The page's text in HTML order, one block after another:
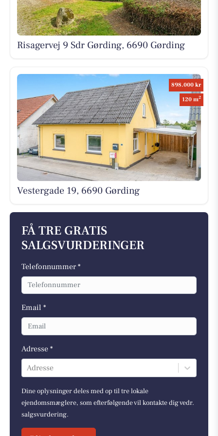
Risagervej 9 Sdr Gørding, 6690 Gørding
898.000 kr
120 m2
Vestergade 19, 6690 Gørding
FÅ TRE GRATIS
SALGSVURDERINGER
Telefonnummer *
Email *
Adresse *
Adresse
Dine oplysninger deles med op til tre lokale
ejendomsmæglere, som efterfølgende vil kontakte dig vedr.
salgsvurdering.